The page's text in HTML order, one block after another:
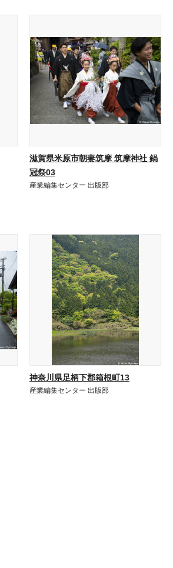
滋賀県米原市朝妻筑摩 筑摩神社 鍋
冠祭03
産業編集センター 出版部
神奈川県足柄下郡箱根町13
産業編集センター 出版部